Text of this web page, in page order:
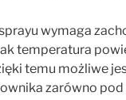
wymaga
temperatura
temu możliwe
zarówno